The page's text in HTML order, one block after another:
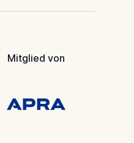
Mitglied von